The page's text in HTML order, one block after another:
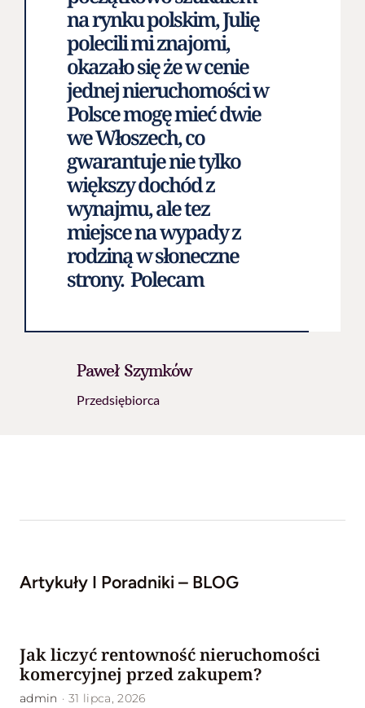
na rynku polskim, Julię
polecili mi znajomi,
okazało się że w cenie
jednej nieruchomości w
Polsce mogę mieć dwie
we Włoszech, co
gwarantuje nie tylko
większy dochód z
wynajmu, ale tez
miejsce na wypady z
rodziną w słoneczne
strony. Polecam
Paweł Szymków
Przedsiębiorca
Artykuły I Poradniki – BLOG
Jak liczyć rentowność nieruchomości
komercyjnej przed zakupem?
admin · 31 lipca, 2026